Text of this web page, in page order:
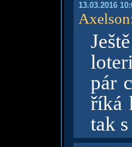
13.03.2016
Axelson
pár
říká
tak